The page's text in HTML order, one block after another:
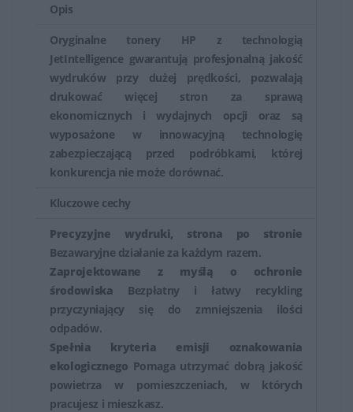
Opis
Oryginalne tonery HP z technologią
JetIntelligence gwarantują profesjonalną jakość
wydruków przy dużej prędkości, pozwalają
drukować więcej stron za sprawą
ekonomicznych i wydajnych opcji oraz są
wyposażone w innowacyjną technologię
zabezpieczającą przed podróbkami, której
konkurencja nie może dorównać.
Kluczowe cechy
Precyzyjne wydruki, strona po stronie
Bezawaryjne działanie za każdym razem.
Zaprojektowane z myślą o ochronie
środowiska Bezpłatny i łatwy recykling
przyczyniający się do zmniejszenia ilości
odpadów.
Spełnia kryteria emisji oznakowania
ekologicznego Pomaga utrzymać dobrą jakość
powietrza w pomieszczeniach, w których
pracujesz i mieszkasz.